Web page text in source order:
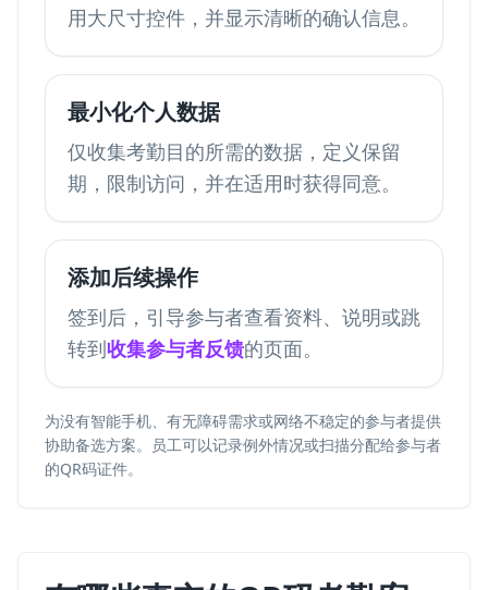
用大尺寸控件，并显示清晰的确认信息。
最小化个人数据
仅收集考勤目的所需的数据，定义保留
期，限制访问，并在适用时获得同意。
添加后续操作
签到后，引导参与者查看资料、说明或跳
转到收集参与者反馈的页面。
为没有智能手机、有无障碍需求或网络不稳定的参与者提供
协助备选方案。员工可以记录例外情况或扫描分配给参与者
的QR码证件。